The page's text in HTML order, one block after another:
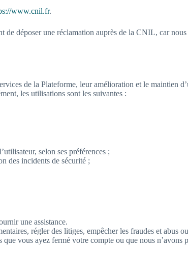
www.cnil.fr.
déposer une réclamation auprès de la CNIL, car
de la Plateforme, leur amélioration et le maintien
les utilisations sont les suivantes :
selon ses préférences ;
des incidents de sécurité ;
une assistance.
régler des litiges, empêcher les fraudes et abus
vous ayez fermé votre compte ou que nous n’avons